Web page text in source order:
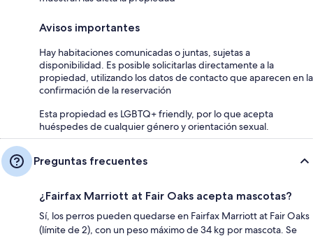
Avisos importantes
Hay habitaciones comunicadas o juntas, sujetas a
disponibilidad. Es posible solicitarlas directamente a la
propiedad, utilizando los datos de contacto que aparecen en la
confirmación de la reservación
Esta propiedad es LGBTQ+ friendly, por lo que acepta
huéspedes de cualquier género y orientación sexual.
Preguntas frecuentes
¿Fairfax Marriott at Fair Oaks acepta mascotas?
Sí, los perros pueden quedarse en Fairfax Marriott at Fair Oaks
(límite de 2), con un peso máximo de 34 kg por mascota. Se